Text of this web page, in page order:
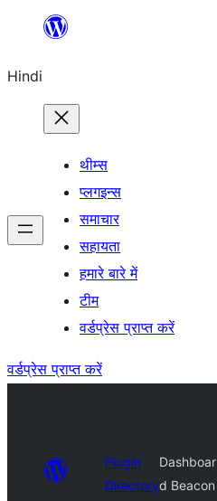
सामग्री
जाएं
Hindi
थीम्स
प्लगइन्स
समाचार
सहायता
हमारे बारे में
टीम
वर्डप्रेस प्राप्त करें
वर्डप्रेस प्राप्त करें
Plugin
Directory
Dashboar
d Beacon